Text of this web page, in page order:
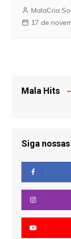
MalaCria
17 de
Mala Hits
Siga